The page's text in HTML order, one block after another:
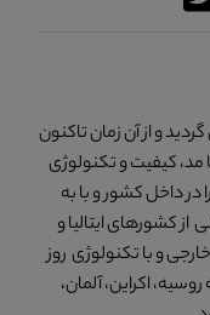
گردید و از آن زمان تاکنون
کیفیت و تکنولوژی
داخل کشور و با به
کشورهای ایتالیا و
و با تکنولوژی روز
اکراین، آلمان،